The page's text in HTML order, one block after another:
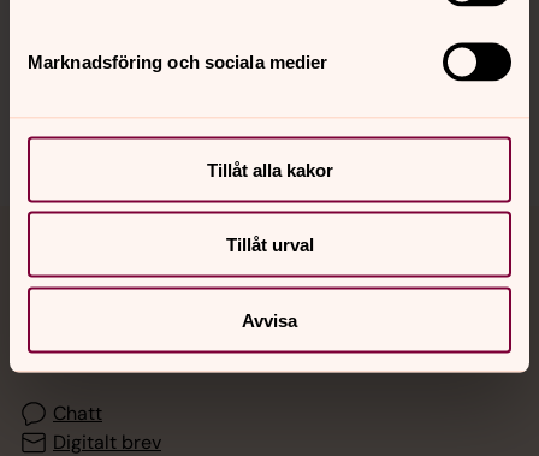
Marknadsföring och sociala medier
Tillåt alla kakor
Tillåt urval
Avvisa
Sociala kanaler
Akut samtals- och krisstöd. Prata eller chatta anonymt
med en präst på kvällar och nätter.
Chatt
Digitalt brev